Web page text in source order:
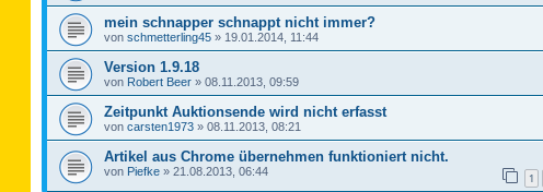
mein schnapper schnappt nicht immer?
von schmetterling45 » 19.01.2014, 11:44
Version 1.9.18
von Robert Beer » 08.11.2013, 09:59
Zeitpunkt Auktionsende wird nicht erfasst
von carsten1973 » 08.11.2013, 08:21
Artikel aus Chrome übernehmen funktioniert nicht.
von Piefke » 21.08.2013, 06:44 1